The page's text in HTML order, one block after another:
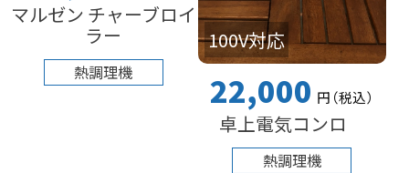
マルゼン チャーブロイ
ラー
熱調理機
100V対応
22,000 円（税込）
卓上電気コンロ
熱調理機